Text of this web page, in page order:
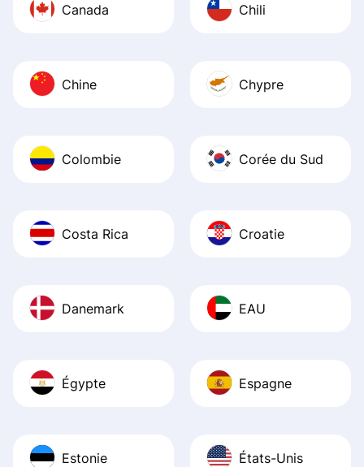
Canada Chili
Chine Chypre
Colombie Corée du Sud
Costa Rica Croatie
Danemark EAU
Égypte Espagne
Estonie États-Unis